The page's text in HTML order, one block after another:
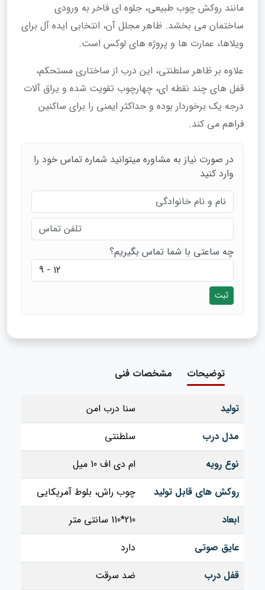
مانند روکش چوب طبیعی، جلوه‌ ای فاخر به ورودی
ساختمان می‌ بخشد. ظاهر مجلل آن، انتخابی ایده‌ آل برای
ویلاها، عمارت‌ ها و پروژه‌ های لوکس است.
علاوه بر ظاهر سلطنتی، این درب از ساختاری مستحکم،
قفل‌ های چند نقطه‌ ای، چهارچوب تقویت‌ شده و یراق‌ آلات
درجه‌ یک برخوردار بوده و حداکثر ایمنی را برای ساکنین
فراهم می‌ کند.
در صورت نیاز به مشاوره میتوانید شماره تماس خود را
وارد کنید
چه ساعتی با شما تماس بگیریم؟
ثبت
توضیحات مشخصات فنی
تولید
سنا درب امن
مدل درب
سلطنتی
نوع رویه
ام دی اف 10 میل
روکش های قابل تولید
چوب راش، بلوط آمریکایی
ابعاد
210*110 سانتی متر
عایق صوتی
دارد
قفل درب
ضد سرقت